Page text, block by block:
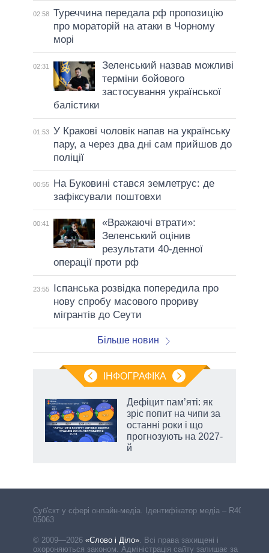
02:58 Туреччина передала рф пропозицію
про мораторій на атаки в Чорному
морі
02:31
Зеленський назвав можливі
терміни бойового
застосування української
балістики
01:53 У Кракові чоловік напав на українську
пару, а через два дні сам прийшов до
поліції
00:55
На Буковині стався землетрус: де
зафіксували поштовхи
00:41
«Вражаючі втрати»:
Зеленський оцінив
результати 40-денної
операції проти рф
23:55
Іспанська розвідка попередила про
нову спробу масового прориву
мігрантів до Сеути
Більше новин
ІНФОГРАФІКА
Дефіцит пам’яті: як
зріс попит на чипи за
останні роки і що
прогнозують на 2027-
й
Cуб'єкт у сфері онлайн-медіа. Ідентифікатор медіа – R40-
05063
© 2009—2026 «Слово і Діло». Всі права захищені і
охороняються законом. Адміністрація сайту залишає за